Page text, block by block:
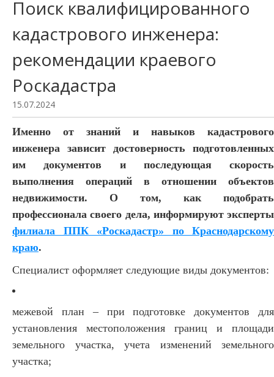
Поиск квалифицированного
кадастрового инженера:
рекомендации краевого
Роскадастра
15.07.2024
Именно от знаний и навыков кадастрового
инженера зависит достоверность подготовленных
им документов и последующая скорость
выполнения операций в отношении объектов
недвижимости. О том, как подобрать
профессионала своего дела, информируют эксперты
филиала ППК «Роскадастр» по Краснодарскому
краю.
Специалист оформляет следующие виды документов:
межевой план – при подготовке документов для
установления местоположения границ и площади
земельного участка, учета изменений земельного
участка;